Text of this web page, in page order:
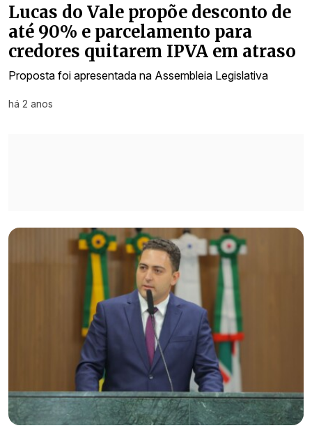
Lucas do Vale propõe desconto de
até 90% e parcelamento para
credores quitarem IPVA em atraso
Proposta foi apresentada na Assembleia Legislativa
há 2 anos